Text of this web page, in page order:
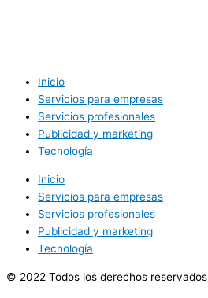
Inicio
Servicios para empresas
Servicios profesionales
Publicidad y marketing
Tecnología
Inicio
Servicios para empresas
Servicios profesionales
Publicidad y marketing
Tecnología
© 2022 Todos los derechos reservados